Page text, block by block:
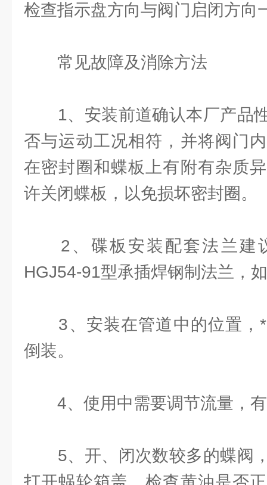
检查指示盘方向与阀门启闭方向
常见故障及消除方法
1、安装前道确认本厂产品
否与运动工况相符，并将阀门
在密封圈和蝶板上有附有杂质
许关闭蝶板，以免损坏密封圈。
2、碟板安装配套法兰建
HGJ54-91型承插焊钢制法兰，
3、安装在管道中的位置，*
倒装。
4、使用中需要调节流量，有
5、开、闭次数较多的蝶阀